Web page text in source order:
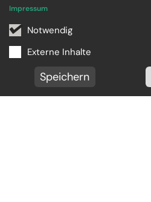
Notwendig
Externe Inhalte
Speichern
Impressum